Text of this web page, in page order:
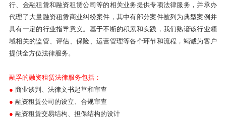
行、金融租赁和融资租赁公司等的相关业务提供专项法律服务，并承办
代理了大量融资租赁商业纠纷案件，其中有部分案件被列为典型案例并
具有一定的行业指导意义。基于不断的积累和实践，我们熟谙该行业领
域相关的监管、评估、保险、运营管理等各个环节和流程，竭诚为客户
提供全方位法律服务。
融孚的融资租赁法律服务包括：
● 商业谈判、法律文书起草和审查
● 融资租赁公司的设立、合规审查
● 融资租赁交易结构、担保结构的设计